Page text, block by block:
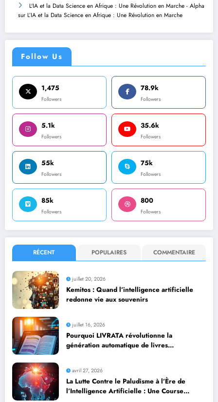
L'IA et la Data Science en Afrique : Une Révolution en Marche - Alpha
sur L’IA et la Data Science en Afrique : Une Révolution en Marche
Follow Us
1,475
Followers
78.9k
Followers
5.1k
Followers
35.6k
Followers
55k
Followers
75k
Followers
85k
Followers
800
Followers
RÉCENT POPULAIRES COMMENTAIRE
juillet 20, 2026
Kemitos : Quand l’intelligence artificielle
redonne vie aux souvenirs
juillet 16, 2026
Pourquoi LIVRATA révolutionne la
génération automatique de livres
avril 27, 2026
La Lutte Contre le Paludisme à l’Ère de
l’Intelligence Artificielle : Une Course